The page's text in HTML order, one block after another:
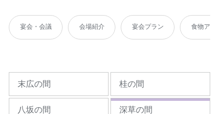
宴会・会議 会場紹介 宴会プラン 食物アレ
末広の間 桂の間
八坂の間 深草の間